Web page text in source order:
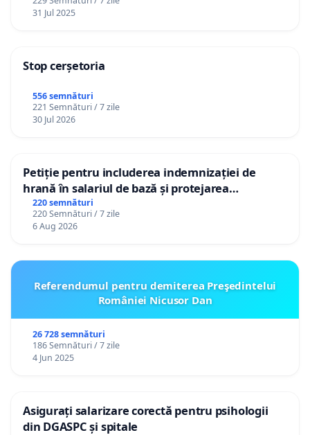
31 Jul 2025
Stop cerșetoria
556 semnături
221 Semnături / 7 zile
30 Jul 2026
Petiție pentru includerea indemnizației de
hrană în salariul de bază și protejarea
gradațiilor de vechime pentru asistenții
personali
220 semnături
220 Semnături / 7 zile
6 Aug 2026
Referendumul pentru demiterea Preşedintelui
României Nicusor Dan
26 728 semnături
186 Semnături / 7 zile
4 Jun 2025
Asigurați salarizare corectă pentru psihologii
din DGASPC și spitale